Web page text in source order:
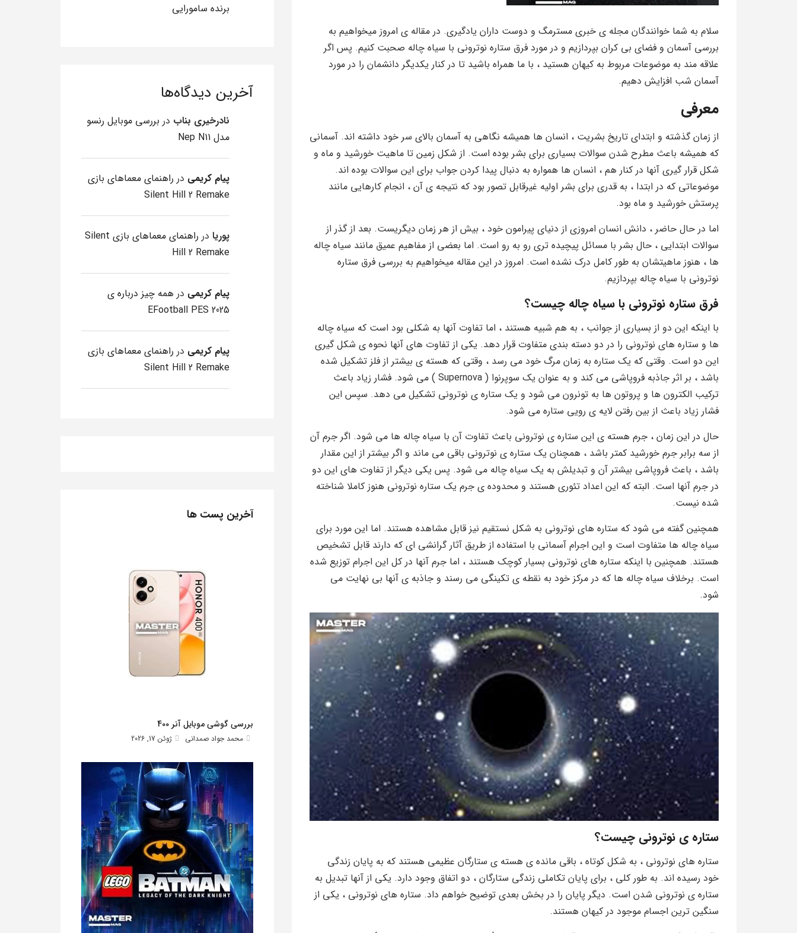
سلام به شما خوانندگان مجله ی خبری مسترمگ و دوست داران یادگیری. در مقاله ی امروز میخواهیم به
بررسی آسمان و فضای بی کران بپردازیم و در مورد فرق ستاره نوترونی با سیاه چاله صحبت کنیم. پس اگر
علاقه مند به موضوعات مربوط به کیهان هستید ، با ما همراه باشید تا در کنار یکدیگر دانشمان را در مورد
آسمان شب افزایش دهیم.
معرفی
از زمان گذشته و ابتدای تاریخ بشریت ، انسان ها همیشه نگاهی به آسمان بالای سر خود داشته اند. آسمانی
که همیشه باعث مطرح شدن سوالات بسیاری برای بشر بوده است. از شکل زمین تا ماهیت خورشید و ماه و
شکل قرار گیری آنها در کنار هم ، انسان ها همواره به دنبال پیدا کردن جواب برای این سوالات بوده اند.
موضوعاتی که در ابتدا ، به قدری برای بشر اولیه غیرقابل تصور بود که نتیجه ی آن ، انجام کارهایی مانند
پرستش خورشید و ماه بود.
اما در حال حاضر ، دانش انسان امروزی از دنیای پیرامون خود ، بیش از هر زمان دیگریست. بعد از گذر از
سوالات ابتدایی ، حال بشر با مسائل پیچیده تری رو به رو است. اما بعضی از مفاهیم عمیق مانند سیاه چاله
ها ، هنوز ماهیتشان به طور کامل درک نشده است. امروز در این مقاله میخواهیم به بررسی فرق ستاره
نوترونی با سیاه چاله بپردازیم.
فرق ستاره نوترونی با سیاه چاله چیست؟
با اینکه این دو از بسیاری از جوانب ، به هم شبیه هستند ، اما تفاوت آنها به شکلی بود است که سیاه چاله
ها و ستاره های نوترونی را در دو دسته بندی متفاوت قرار دهد. یکی از تفاوت های آنها نحوه ی شکل گیری
این دو است. وقتی که یک ستاره به زمان مرگ خود می رسد ، وقتی که هسته ی بیشتر از فلز تشکیل شده
باشد ، بر اثر جاذبه فروپاشی می کند و به عنوان یک سوپرنوا ( Supernova ) می شود. فشار زیاد باعث
ترکیب الکترون ها و پروتون ها به تونرون می شود و یک ستاره ی نوترونی تشکیل می دهد. سپس این
فشار زیاد باعث از بین رفتن لایه ی رویی ستاره می شود.
حال در این زمان ، جرم هسته ی این ستاره ی نوترونی باعث تفاوت آن با سیاه چاله ها می شود. اگر جرم آن
از سه برابر جرم خورشید کمتر باشد ، همچنان یک ستاره ی نوترونی باقی می ماند و اگر بیشتر از این مقدار
باشد ، باعث فروپاشی بیشتر آن و تبدیلش به یک سیاه چاله می شود. پس یکی دیگر از تفاوت های این دو
در جرم آنها است. البته که این اعداد تئوری هستند و محدوده ی جرم یک ستاره نوترونی هنوز کاملا شناخته
شده نیست.
همچنین گفته می شود که ستاره های نوترونی به شکل نستقیم نیز قابل مشاهده هستند. اما این مورد برای
سیاه چاله ها متفاوت است و این اجرام آسمانی با استفاده از طریق آثار گرانشی ای که دارند قابل تشخیص
هستند. همچنین با اینکه ستاره های نوترونی بسیار کوچک هستند ، اما جرم آنها در کل این اجرام توزیع شده
است. برخلاف سیاه چاله ها که در مرکز خود به نقطه ی تکینگی می رسند و جاذبه ی آنها بی نهایت می
شود.
ستاره ی نوترونی چیست؟
ستاره های نوترونی ، به شکل کوتاه ، باقی مانده ی هسته ی ستارگان عظیمی هستند که به پایان زندگی
خود رسیده اند. به طور کلی ، برای پایان تکاملی زندگی ستارگان ، دو اتفاق وجود دارد. یکی از آنها تبدیل به
ستاره ی نوترونی شدن است. دیگر پایان را در بخش بعدی توضیح خواهم داد. ستاره های نوترونی ، یکی از
سنگین ترین اجسام موجود در کیهان هستند.
برنده سامورایی
آخرین دیدگاه‌ها
نادرخیری بناب در بررسی موبایل رنسو
مدل Nep N11
پیام کریمی در راهنمای معماهای بازی
Silent Hill 2 Remake
پوریا در
راهنمای معماهای بازی Silent
Hill 2 Remake
پیام کریمی در همه چیز درباره ی
EFootball PES 2025
پیام کریمی در راهنمای معماهای بازی
Silent Hill 2 Remake
آخرین پست ها
بررسی گوشی موبایل آنر 400
محمد جواد صمدانی ژوئن 17, 2026